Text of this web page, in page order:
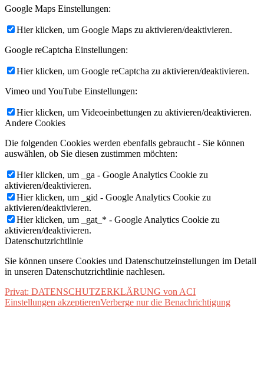
Google Maps Einstellungen:
Hier klicken, um Google Maps zu aktivieren/deaktivieren.
Google reCaptcha Einstellungen:
Hier klicken, um Google reCaptcha zu aktivieren/deaktivieren.
Vimeo und YouTube Einstellungen:
Hier klicken, um Videoeinbettungen zu aktivieren/deaktivieren.
Andere Cookies
Die folgenden Cookies werden ebenfalls gebraucht - Sie können
auswählen, ob Sie diesen zustimmen möchten:
Hier klicken, um _ga - Google Analytics Cookie zu
aktivieren/deaktivieren.
Hier klicken, um _gid - Google Analytics Cookie zu
aktivieren/deaktivieren.
Hier klicken, um _gat_* - Google Analytics Cookie zu
aktivieren/deaktivieren.
Datenschutzrichtlinie
Sie können unsere Cookies und Datenschutzeinstellungen im Detail
in unseren Datenschutzrichtlinie nachlesen.
Privat: DATENSCHUTZERKLÄRUNG von ACI
Einstellungen akzeptierenVerberge nur die Benachrichtigung